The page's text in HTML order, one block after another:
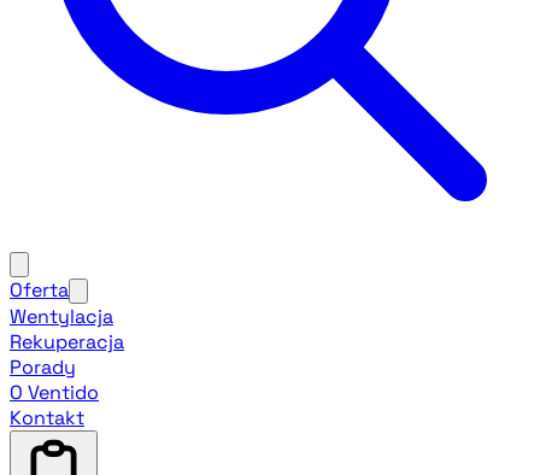
Oferta
Wentylacja
Rekuperacja
Porady
O Ventido
Kontakt